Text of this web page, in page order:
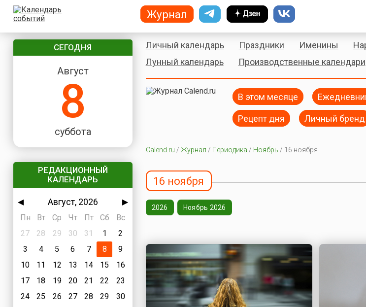
СЕГОДНЯ
Август
8
суббота
РЕДАКЦИОННЫЙ
КАЛЕНДАРЬ
◀ Август, 2026
▶
Пн
Вт Ср Чт Пт Сб
Вс
27
28 29 30 31 1
2
3
4 5 6 7 8
9
10
11 12 13 14 15
16
17
18 19 20 21 22
23
24
25 26 27 28 29
30
Личный календарь Праздники Именины
Лунный календарь
Производственные календари
В этом месяце
Рецепт дня Личный бренд
Calend.ru / Журнал / Периодика / Ноябрь / 16 ноября
16 ноября
2026 Ноябрь 2026
Журнал